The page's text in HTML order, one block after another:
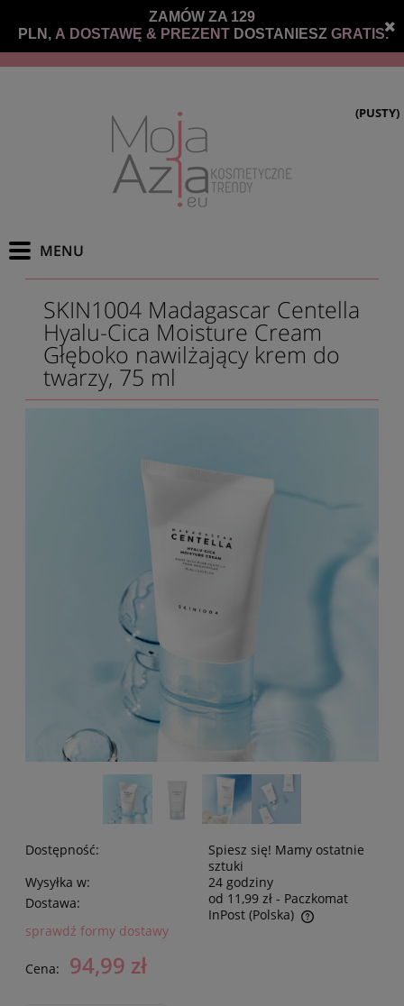
ZAMÓW ZA 129
PLN, A DOSTAWĘ & PREZENT DOSTANIESZ GRATIS.
(PUSTY)
SKIN1004 Madagascar Centella
Hyalu-Cica Moisture Cream
Głęboko nawilżający krem do
twarzy, 75 ml
Dostępność:
Spiesz się! Mamy ostatnie
sztuki
Wysyłka w:
24 godziny
Dostawa:
od 11,99 zł - Paczkomat
InPost (Polska)
sprawdź formy dostawy
Cena: 94,99 zł